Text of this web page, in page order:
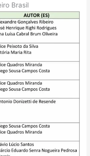
Brasil